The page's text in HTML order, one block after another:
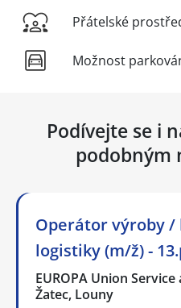
Přátelské
Možnost
Podívejte se i
podobným
Operátor výroby
logistiky (m/ž) -
EUROPA Union Service
Žatec, Louny